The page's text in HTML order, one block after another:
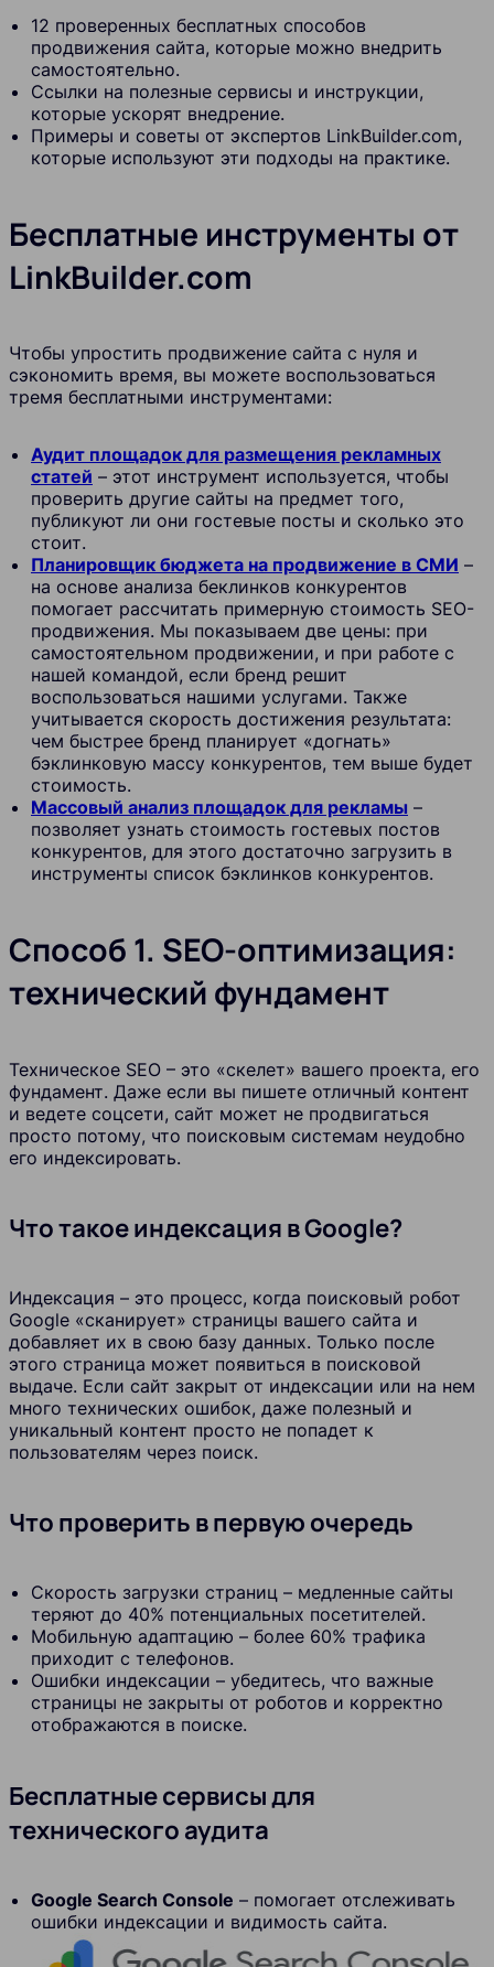
12 проверенных бесплатных способов
продвижения сайта, которые можно внедрить
самостоятельно.
Ссылки на полезные сервисы и инструкции,
которые ускорят внедрение.
Примеры и советы от экспертов LinkBuilder.com,
которые используют эти подходы на практике.
Бесплатные инструменты от
LinkBuilder.com
Чтобы упростить продвижение сайта с нуля и
сэкономить время, вы можете воспользоваться
тремя бесплатными инструментами:
Аудит площадок для размещения рекламных
статей – этот инструмент используется, чтобы
проверить другие сайты на предмет того,
публикуют ли они гостевые посты и сколько это
стоит.
Планировщик бюджета на продвижение в СМИ –
на основе анализа беклинков конкурентов
помогает рассчитать примерную стоимость SEO-
продвижения. Мы показываем две цены: при
самостоятельном продвижении, и при работе с
нашей командой, если бренд решит
воспользоваться нашими услугами. Также
учитывается скорость достижения результата:
чем быстрее бренд планирует «догнать»
бэклинковую массу конкурентов, тем выше будет
стоимость.
Массовый анализ площадок для рекламы –
позволяет узнать стоимость гостевых постов
конкурентов, для этого достаточно загрузить в
инструменты список бэклинков конкурентов.
Способ 1. SEO-оптимизация:
технический фундамент
Техническое SEO – это «скелет» вашего проекта, его
фундамент. Даже если вы пишете отличный контент
и ведете соцсети, сайт может не продвигаться
просто потому, что поисковым системам неудобно
его индексировать.
Что такое индексация в Google?
Индексация – это процесс, когда поисковый робот
Google «сканирует» страницы вашего сайта и
добавляет их в свою базу данных. Только после
этого страница может появиться в поисковой
выдаче. Если сайт закрыт от индексации или на нем
много технических ошибок, даже полезный и
уникальный контент просто не попадет к
пользователям через поиск.
Что проверить в первую очередь
Скорость загрузки страниц – медленные сайты
теряют до 40% потенциальных посетителей.
Мобильную адаптацию – более 60% трафика
приходит с телефонов.
Ошибки индексации – убедитесь, что важные
страницы не закрыты от роботов и корректно
отображаются в поиске.
Бесплатные сервисы для
технического аудита
Google Search Console – помогает отслеживать
ошибки индексации и видимость сайта.